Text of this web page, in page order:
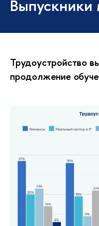
Выпускники
Трудоустройство
продолжение